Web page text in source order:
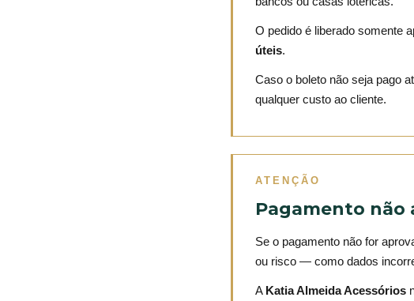
O pedido é liberado somente
úteis.
Caso o boleto não seja pago
qualquer custo ao cliente.
ATENÇÃO
Pagamento não
Se o pagamento não for
ou risco — como dados
A Katia Almeida Acessórios